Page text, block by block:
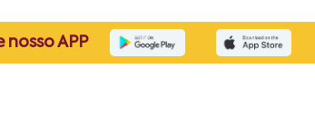
nosso APP